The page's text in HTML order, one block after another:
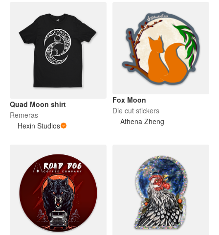
Quad Moon shirt
Remeras
Hexin Studios
Fox Moon
Die cut stickers
Athena Zheng